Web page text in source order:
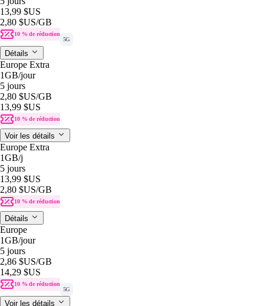
13,99 $US
2,80 $US/GB
10 % de réduction
5G
Détails
Europe Extra
1GB/jour
5 jours
2,80 $US/GB
13,99 $US
10 % de réduction
Voir les détails
Europe Extra
1GB/j
5 jours
13,99 $US
2,80 $US/GB
10 % de réduction
Détails
Europe
1GB/jour
5 jours
2,86 $US/GB
14,29 $US
10 % de réduction
5G
Voir les détails